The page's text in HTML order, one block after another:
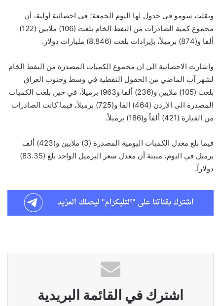
ونقلت سومو في جدول لها اليوم الجمعة؛ في احصائية أولية، أن
مجموع كمية الصادرات من النفط الخام بلغت (106) ملايين (122)
ألفا و(874) برميلاً، بإيرادات بلغت (8.846) مليارات دولار.
واشارت الاحصائية الى ان مجموع الكميات المصدرة من النفط الخام
لشهر آب الماضي من الحقول النفطية في وسط وجنوب العراق
بلغت (105) ملايين و(236) ألفا و963) برميلاً، في حين بلغت الكميات
المصدرة الى الأردن (464) الفا و(725) برميلاً، فيما كانت الصادرات
من القيارة (421) ألفاً و(186) برميلاً.
فيما بلغ معدل الكميات اليومية المصدرة (3) ملايين و(423) ألف
برميل في اليوم، مبينة أن معدل سعر البرميل الواحد بلغ (83.35)
دولاراً.
اشترك في القائمة البريدية